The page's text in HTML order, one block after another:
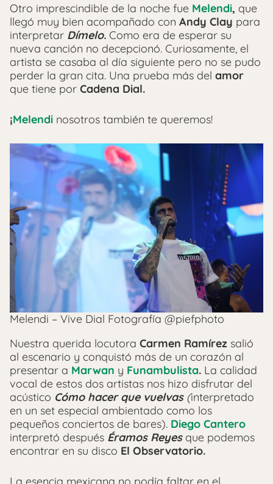
Otro imprescindible de la noche fue Melendi, que
llegó muy bien acompañado con Andy Clay para
interpretar Dímelo. Como era de esperar su
nueva canción no decepcionó. Curiosamente, el
artista se casaba al día siguiente pero no se pudo
perder la gran cita. Una prueba más del amor
que tiene por Cadena Dial.
¡Melendi nosotros también te queremos!
Melendi – Vive Dial Fotografía @piefphoto
Nuestra querida locutora Carmen Ramírez salió
al escenario y conquistó más de un corazón al
presentar a Marwan y Funambulista. La calidad
vocal de estos dos artistas nos hizo disfrutar del
acústico Cómo hacer que vuelvas (interpretado
en un set especial ambientado como los
pequeños conciertos de bares). Diego Cantero
interpretó después Éramos Reyesque podemos
encontrar en su disco El Observatorio.
La esencia mexicana no podía faltar en el